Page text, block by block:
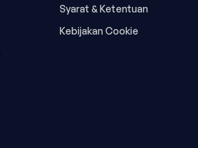
Syarat & Ketentuan
Kebijakan Cookie